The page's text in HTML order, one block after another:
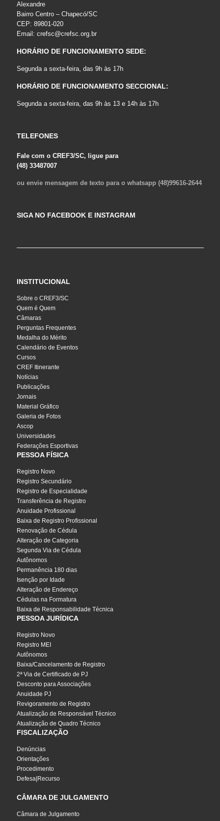
Alexandre
Bairro Centro – Chapecó/SC
CEP: 89801-020
Email: crefsc@crefsc.org.br
HORÁRIO DE FUNCIONAMENTO SEDE:
Segunda a sexta-feira, das 9h às 17h
HORÁRIO DE FUNCIONAMENTO SECCIONAL:
Segunda a sexta-feira, das 9h às 13 e 14h às 17h
TELEFONES
Fale com o CREF3/SC, ligue para
(48) 33487007
ou envie mensagem de texto para o whatsapp (48)99616-2644
SIGA NO FACEBOOK E INSTAGRAM
INSTITUCIONAL
Sobre o CREF3/SC
Quem é Quem
Câmaras
Perguntas Frequentes
Medalha do Mérito
Calendário de Eventos
Cursos
CREF Itinerante
Notícias
Publicações
Jornais
Material Gráfico
Galeria de Fotos
Ascop
Universidades
Federações Esportivas
PESSOA FÍSICA
Registro Novo
Registro Secundário
Registro de Especialidade
Transferência de Registro
Anuidade Profissional
Baixa de Registro Profissional
Renovação de Cédula
Alteração de Categoria
Segunda Via de Cédula
Autônomos
Permanência 180 dias
Isenção por Idade
Alteração de Endereço
Cédulas na Formatura
Baixa de Responsabilidade Técnica
PESSOA JURÍDICA
Registro Novo
Registro MEI
Autônomos
Baixa/Cancelamento de Registro
2ª Via de Certificado de PJ
Desconto para Associações
Anuidade PJ
Revigoramento de Registro
Atualização de Responsável Técnico
Atualização de Quadro Técnico
FISCALIZAÇÃO
Denúncias
Orientações
Procedimento
Defesa|Recurso
CÂMARA DE JULGAMENTO
Câmara de Julgamento